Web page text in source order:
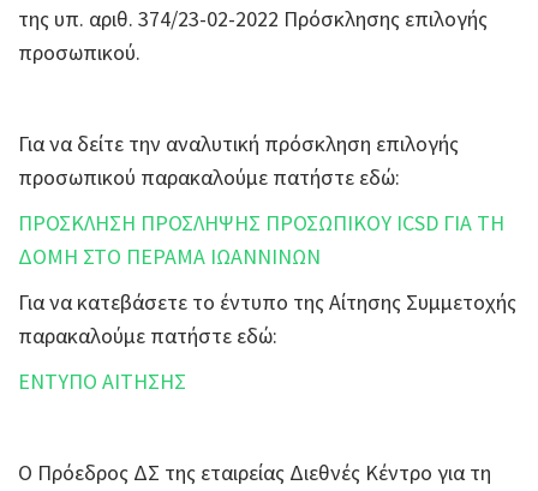
της υπ. αριθ. 374/23-02-2022 Πρόσκλησης επιλογής
προσωπικού.
Για να δείτε την αναλυτική πρόσκληση επιλογής
προσωπικού παρακαλούμε πατήστε εδώ:
ΠΡΟΣΚΛΗΣΗ ΠΡΟΣΛΗΨΗΣ ΠΡΟΣΩΠΙΚΟΥ ICSD ΓΙΑ ΤΗ
ΔΟΜΗ ΣΤΟ ΠΕΡΑΜΑ ΙΩΑΝΝΙΝΩΝ
Για να κατεβάσετε το έντυπο της Αίτησης Συμμετοχής
παρακαλούμε πατήστε εδώ:
ΕΝΤΥΠΟ ΑΙΤΗΣΗΣ
Ο Πρόεδρος ΔΣ της εταιρείας Διεθνές Κέντρο για τη